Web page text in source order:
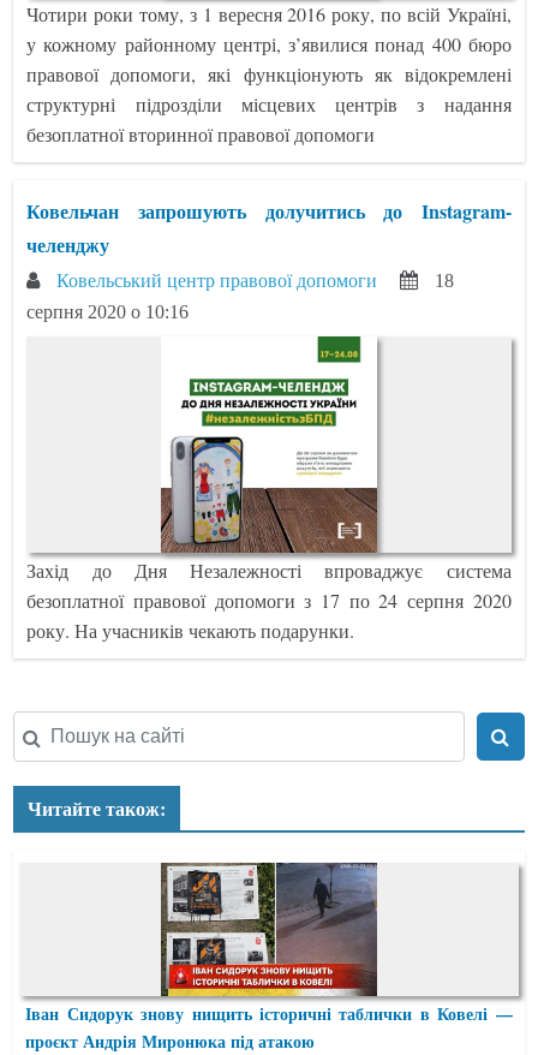
Чотири роки тому, з 1 вересня 2016 року, по всій Україні,
у кожному районному центрі, з’явилися понад 400 бюро
правової допомоги, які функціонують як відокремлені
структурні підрозділи місцевих центрів з надання
безоплатної вторинної правової допомоги
Ковельчан запрошують долучитись до Instagram-
челенджу
Ковельський центр правової допомоги
18
серпня 2020 о 10:16
Захід до Дня Незалежності впроваджує система
безоплатної правової допомоги з 17 по 24 серпня 2020
року. На учасників чекають подарунки.
Читайте також:
Іван Сидорук знову нищить історичні таблички в Ковелі —
проєкт Андрія Миронюка під атакою